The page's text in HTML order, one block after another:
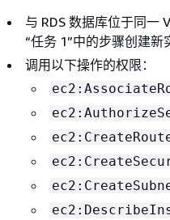
与 RDS 数据库位于同一
“任务 1”中的步骤创建新
调用以下操作的权限：